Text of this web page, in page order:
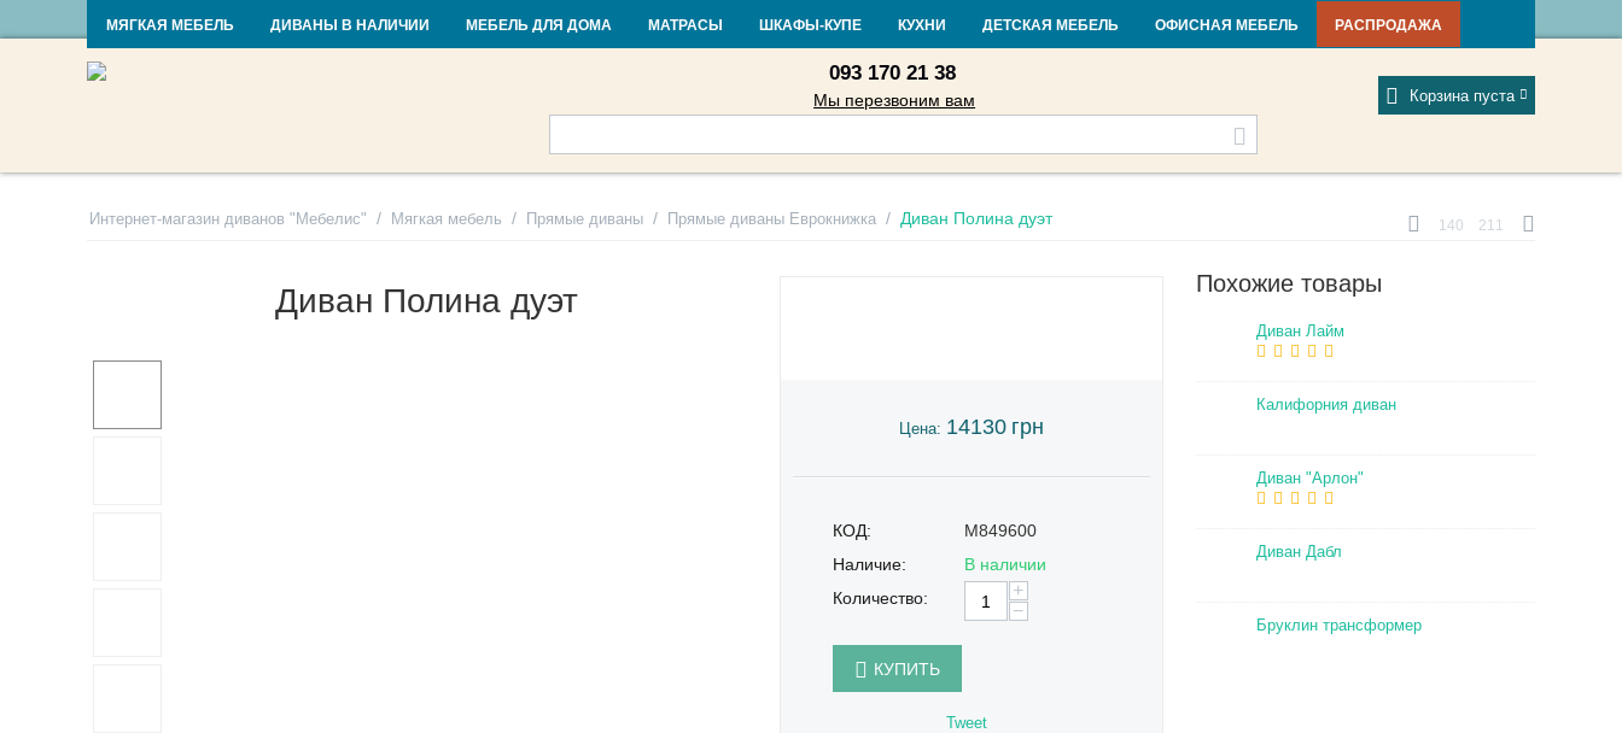
RU UA Мой профиль
Контакты Доставка и оплата Гарантия и возврат Кредит Статьи и новости Фабрики Отзывы
093 170 21 38
Мы перезвоним вам Корзина пуста
МЯГКАЯ МЕБЕЛЬ ДИВАНЫ В НАЛИЧИИ МЕБЕЛЬ ДЛЯ ДОМА МАТРАСЫ ШКАФЫ-КУПЕ КУХНИ ДЕТСКАЯ МЕБЕЛЬ ОФИСНАЯ МЕБЕЛЬ РАСПРОДАЖА
Интернет-магазин диванов "Мебелис" / Мягкая мебель / Прямые диваны / Прямые диваны Еврокнижка / Диван Полина дуэт 140 211
Диван Полина дуэт
Цена: 14130 грн
КОД:
M849600
Наличие:
В наличии
Количество:
+
−
КУПИТЬ
Tweet
Похожие товары
Диван Лайм
Калифорния диван
Диван "Арлон"
Диван Дабл
Бруклин трансформер